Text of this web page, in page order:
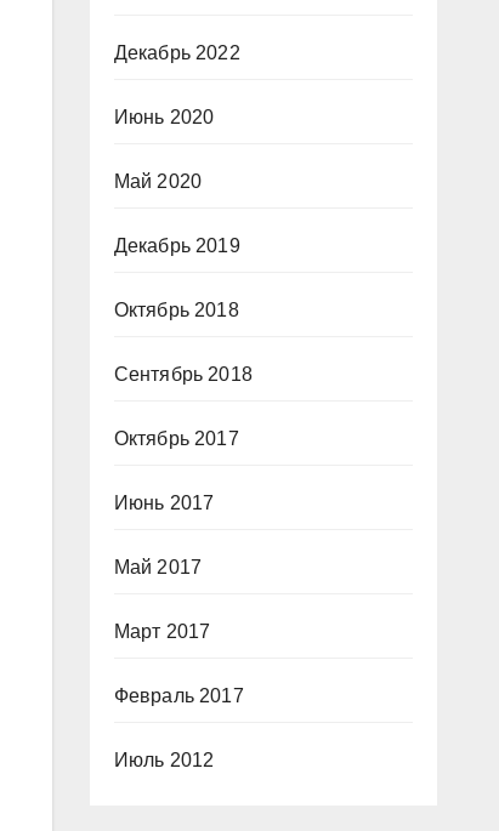
Декабрь 2022
Июнь 2020
Май 2020
Декабрь 2019
Октябрь 2018
Сентябрь 2018
Октябрь 2017
Июнь 2017
Май 2017
Март 2017
Февраль 2017
Июль 2012